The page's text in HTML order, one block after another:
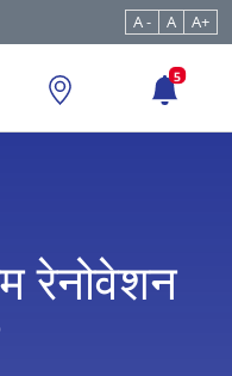
A - A A+
5
रेनोवेशन